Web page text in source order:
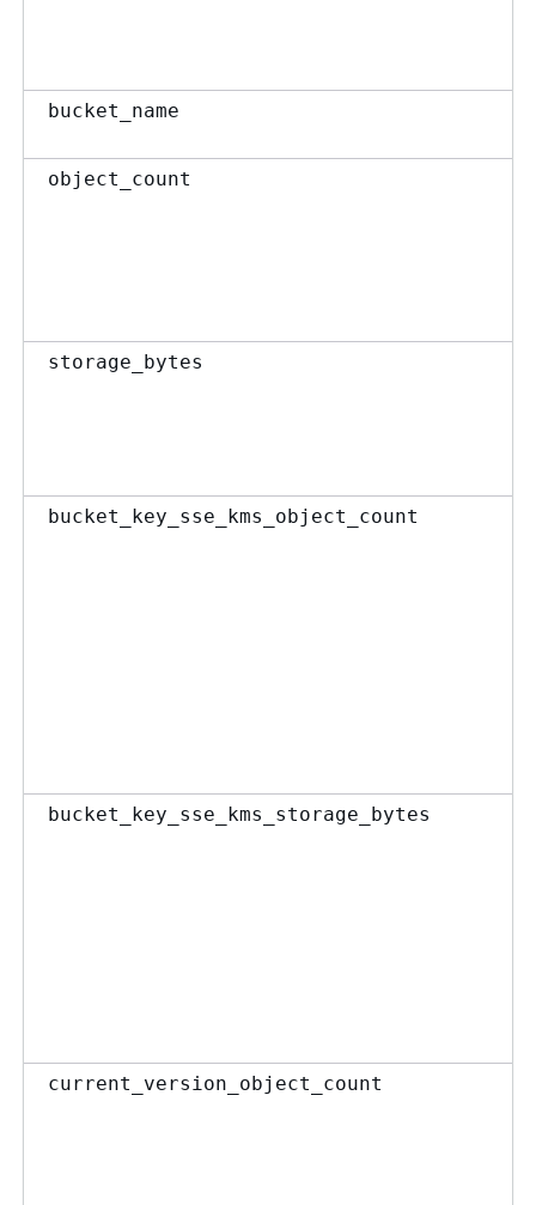
bucket_name
object_count
storage_bytes
bucket_key_sse_kms_object_count
bucket_key_sse_kms_storage_bytes
current_version_object_count